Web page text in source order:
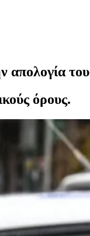
απολογία του
όρους.